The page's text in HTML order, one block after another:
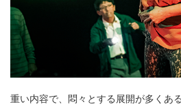
重い内容で、悶々とする展開が多くあ